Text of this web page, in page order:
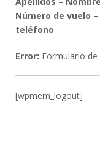
Número de vuelo
teléfono
Error: Formulario
[wpmem_logout]